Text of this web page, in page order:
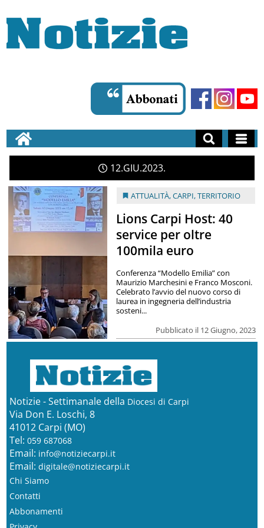
12 GIU 2023
ATTUALITÀ,CARPI,TERRITORIO
Lions Carpi Host: 40
service per oltre
100mila euro
Pubblicato il 12 Giugno, 2023
Conferenza “Modello Emilia” con
Maurizio Marchesini e Franco Mosconi.
Celebrato l’avvio del nuovo corso di
laurea in ingegneria dell’industria
sosteni...
Notizie - Settimanale della Diocesi di Carpi
Via Don E. Loschi, 8
41012 Carpi (MO)
Tel: 059 687068
Email: info@notiziecarpi.it
Email: digitale@notiziecarpi.it
Chi Siamo
Contatti
Abbonamenti